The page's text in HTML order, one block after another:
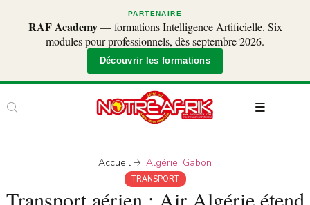
PARTENAIRE
RAF Academy— formations Intelligence Artificielle. Six
modules pour professionnels, dès septembre 2026.
Découvrir les formations
Accueil Algérie, Gabon
TRANSPORT